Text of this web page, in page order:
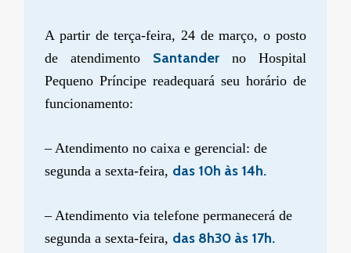
A partir de terça-feira, 24 de março, o posto
de atendimento Santander no Hospital
Pequeno Príncipe readequará seu horário de
funcionamento:
– Atendimento no caixa e gerencial: de
segunda a sexta-feira, das 10h às 14h.
– Atendimento via telefone permanecerá de
segunda a sexta-feira, das 8h30 às 17h.